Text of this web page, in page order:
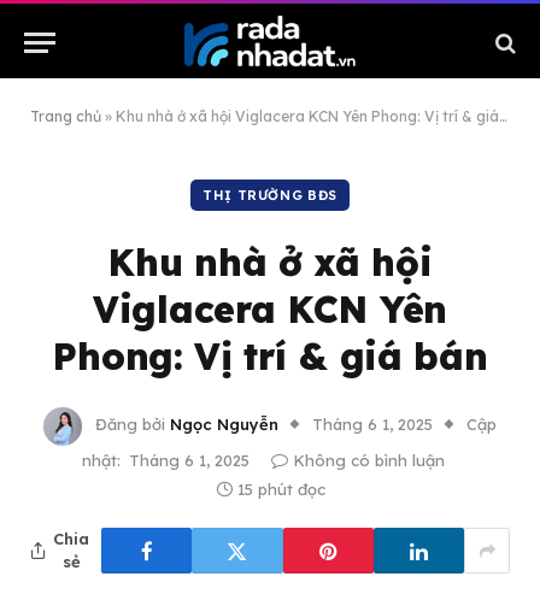
Trang chủ » Khu nhà ở xã hội Viglacera KCN Yên Phong: Vị trí & giá bán
THỊ TRƯỜNG BĐS
Khu nhà ở xã hội
Viglacera KCN Yên
Phong: Vị trí & giá bán
Đăng bởi Ngọc Nguyễn Tháng 6 1, 2025
Cập
nhật: Tháng 6 1, 2025
Không có bình luận
15 phút đọc
Chia
sẻ